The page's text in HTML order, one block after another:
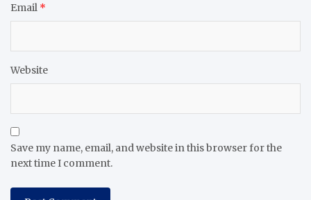
Email *
Website
Save my name, email, and website in this browser for the
next time I comment.